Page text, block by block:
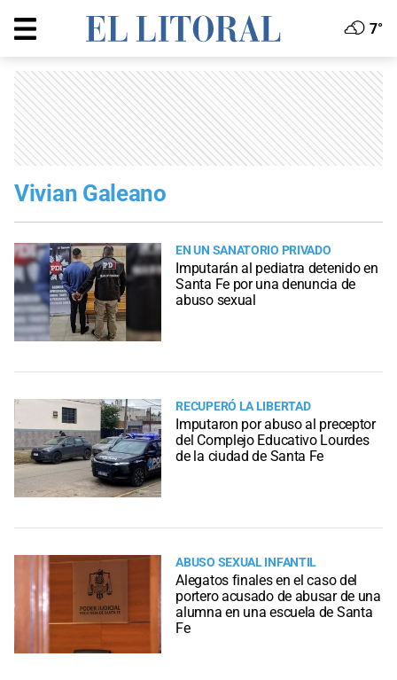
7°
Vivian Galeano
EN UN SANATORIO PRIVADO
Imputarán al pediatra detenido en
Santa Fe por una denuncia de
abuso sexual
RECUPERÓ LA LIBERTAD
Imputaron por abuso al preceptor
del Complejo Educativo Lourdes
de la ciudad de Santa Fe
ABUSO SEXUAL INFANTIL
Alegatos finales en el caso del
portero acusado de abusar de una
alumna en una escuela de Santa
Fe